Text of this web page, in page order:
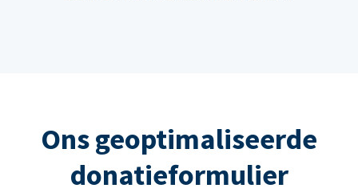
Ons geoptimaliseerde
donatieformulier